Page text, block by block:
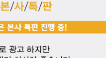
PAYCO 바로구매